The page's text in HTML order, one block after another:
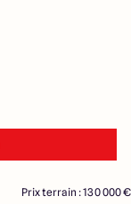
Prix terrain : 130 000 €